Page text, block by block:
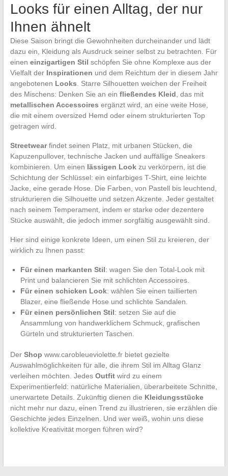
Looks für einen Alltag, der nur
Ihnen ähnelt
Diese Saison bringt die Gewohnheiten durcheinander und lädt
dazu ein, Kleidung als Ausdruck seiner selbst zu betrachten. Für
einen einzigartigen Stil schöpfen Sie ohne Komplexe aus der
Vielfalt der Inspirationen und dem Reichtum der in diesem Jahr
angebotenen Looks . Starre Silhouetten weichen der Freiheit
des Mischens: Denken Sie an ein fließendes Kleid , das mit
metallischen Accessoires ergänzt wird, an eine weite Hose,
die mit einem oversized Hemd oder einem strukturierten Top
getragen wird.
Streetwearfindet seinen Platz, mit urbanen Stücken, die
Kapuzenpullover, technische Jacken und auffällige Sneakers
kombinieren. Um einen lässigen Lookzu verkörpern, ist die
Schichtung der Schlüssel: ein einfarbiges T-Shirt, eine leichte
Jacke, eine gerade Hose. Die Farben, von Pastell bis leuchtend,
strukturieren die Silhouette und setzen Akzente. Jeder gestaltet
nach seinem Temperament, indem er starke oder dezentere
Stücke auswählt, die jedoch immer sorgfältig ausgewählt sind.
Hier sind einige konkrete Ideen, um einen Stil zu kreieren, der
wirklich zu Ihnen passt:
Für einen markanten Stil: wagen Sie den Total-Look mit
Print und balancieren Sie mit schlichten Accessoires.
Für einen schicken Look: wählen Sie einen taillierten
Blazer, eine fließende Hose und schlichte Sandalen.
Für einen persönlichen Stil: setzen Sie auf die
Ansammlung von handwerklichem Schmuck, grafischen
Gürteln und strukturierten Taschen.
Der Shop www.carobleueviolette.fr bietet gezielte
Auswahlmöglichkeiten für alle, die ihrem Stil im Alltag Glanz
verleihen möchten. Jedes Outfitwird zu einem
Experimentierfeld: natürliche Materialien, überarbeitete Schnitte,
unerwartete Details. Zukünftig dienen die Kleidungsstücke
nicht mehr nur dazu, einen Trend zu illustrieren, sie erzählen die
Geschichte jedes Einzelnen. Und wer weiß, wohin uns diese
kollektive Kreativität morgen führen wird?